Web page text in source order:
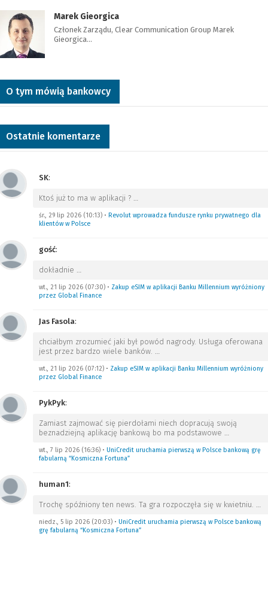
Marek Gieorgica
Członek Zarządu, Clear Communication Group Marek
Gieorgica…
O tym mówią bankowcy
Ostatnie komentarze
SK:
Ktoś już to ma w aplikacji ? …
śr., 29 lip 2026 (10:13) • Revolut wprowadza fundusze rynku prywatnego dla
klientów w Polsce
gość:
dokładnie …
wt., 21 lip 2026 (07:30) • Zakup eSIM w aplikacji Banku Millennium wyróżniony
przez Global Finance
Jas Fasola:
chciałbym zrozumieć jaki był powód nagrody. Usługa oferowana
jest przez bardzo wiele banków. …
wt., 21 lip 2026 (07:12) • Zakup eSIM w aplikacji Banku Millennium wyróżniony
przez Global Finance
PykPyk:
Zamiast zajmować się pierdołami niech dopracują swoją
beznadziejną aplikację bankową bo ma podstawowe …
wt., 7 lip 2026 (16:36) • UniCredit uruchamia pierwszą w Polsce bankową grę
fabularną “Kosmiczna Fortuna”
human1:
Trochę spóźniony ten news. Ta gra rozpoczęła się w kwietniu. …
niedz., 5 lip 2026 (20:03) • UniCredit uruchamia pierwszą w Polsce bankową
grę fabularną “Kosmiczna Fortuna”